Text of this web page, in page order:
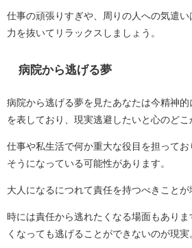
仕事の頑張りすぎや、周りの人への気遣
力を抜いてリラックスしましょう。
病院から逃げる夢
病院から逃げる夢を見たあなたは今精神的
を表しており、現実逃避したいと心のどこ
仕事や私生活で何か重大な役目を担って
そうになっている可能性があります。
大人になるにつれて責任を持つべきことが
時には責任から逃れたくなる場面もあり
くなっても逃げることができないのが現実